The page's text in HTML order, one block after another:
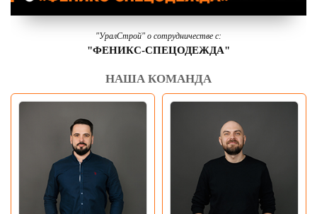
"УралСтрой" о сотрудничестве с:
"ФЕНИКС-СПЕЦОДЕЖДА"
НАША КОМАНДА